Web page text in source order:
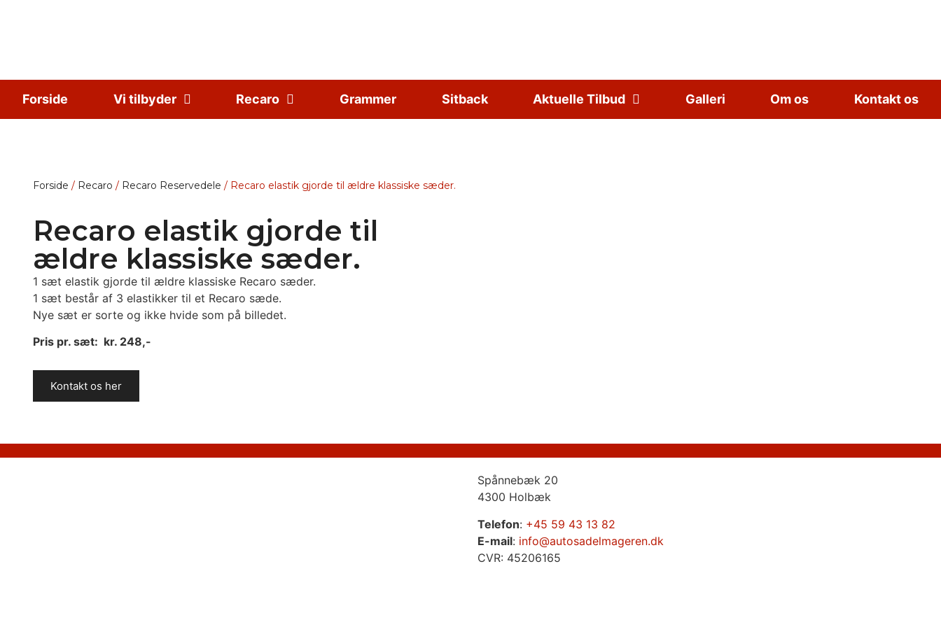
Forside Vi tilbyder Recaro Grammer Sitback Aktuelle Tilbud Galleri Om os Kontakt os
Forside / Recaro / Recaro Reservedele / Recaro elastik gjorde til ældre klassiske sæder.
Recaro elastik gjorde til
ældre klassiske sæder.
1 sæt elastik gjorde til ældre klassiske Recaro sæder.
1 sæt består af 3 elastikker til et Recaro sæde.
Nye sæt er sorte og ikke hvide som på billedet.
Pris pr. sæt: kr. 248,-
Kontakt os her
Spånnebæk 20
4300 Holbæk
Telefon: +45 59 43 13 82
E-mail: info@autosadelmageren.dk
CVR: 45206165